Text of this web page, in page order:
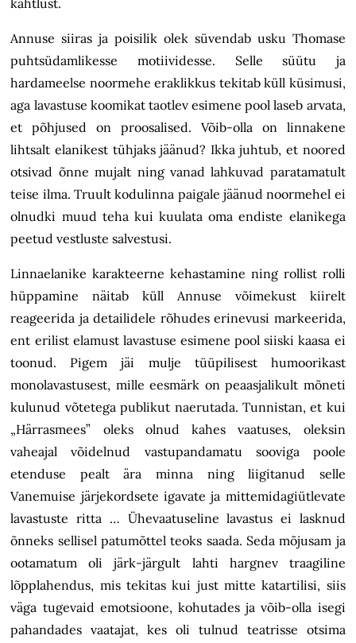
kahtlust.
Annuse siiras ja poisilik olek süvendab usku Thomase
puhtsüdamlikesse motiividesse. Selle süütu ja
hardameelse noormehe eraklikkus tekitab küll küsimusi,
aga lavastuse koomikat taotlev esimene pool laseb arvata,
et põhjused on proosalised. Võib-olla on linnakene
lihtsalt elanikest tühjaks jäänud? Ikka juhtub, et noored
otsivad õnne mujalt ning vanad lahkuvad paratamatult
teise ilma. Truult kodulinna paigale jäänud noormehel ei
olnudki muud teha kui kuulata oma endiste elanikega
peetud vestluste salvestusi.
Linnaelanike karakteerne kehastamine ning rollist rolli
hüppamine näitab küll Annuse võimekust kiirelt
reageerida ja detailidele rõhudes erinevusi markeerida,
ent erilist elamust lavastuse esimene pool siiski kaasa ei
toonud. Pigem jäi mulje tüüpilisest humoorikast
monolavastusest, mille eesmärk on peaasjalikult mõneti
kulunud võtetega publikut naerutada. Tunnistan, et kui
„Härrasmees” oleks olnud kahes vaatuses, oleksin
vaheajal võidelnud vastupandamatu sooviga poole
etenduse pealt ära minna ning liigitanud selle
Vanemuise järjekordsete igavate ja mittemidagiütlevate
lavastuste ritta … Ühevaatuseline lavastus ei lasknud
õnneks sellisel patumõttel teoks saada. Seda mõjusam ja
ootamatum oli järk-järgult lahti hargnev traagiline
lõpplahendus, mis tekitas kui just mitte katartilisi, siis
väga tugevaid emotsioone, kohutades ja võib-olla isegi
pahandades vaatajat, kes oli tulnud teatrisse otsima